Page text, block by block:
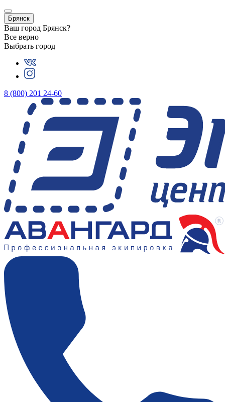
Брянск
Ваш город Брянск?
Все верно
Выбрать город
8 (800) 201 24-60